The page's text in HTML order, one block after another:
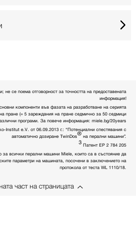
не се поема отговорност за точността на предоставената
информация!
компоненти във фазата на разработване на серията
пране (= 5 зареждания на пране седмично за 50 седмици
програми. За повече информация: miele.bg/20years
Institut e.V. от 06.09.2013 г.: “Потенциални спестявания с
автоматично дозиране TwinDos® на перални машини”.
3 Патент EP 2 784 205
за всички перални машини Miele, които са в състояние да
параметри на машината, посочени в заключението на
протокола от теста WL 1110/18.
част на страницата